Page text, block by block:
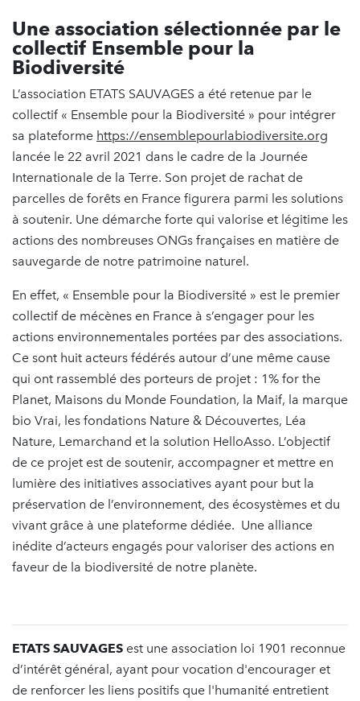
Une association sélectionnée par le
collectif Ensemble pour la
Biodiversité
L’association ETATS SAUVAGES a été retenue par le
collectif « Ensemble pour la Biodiversité » pour intégrer
sa plateforme https://ensemblepourlabiodiversite.org
lancée le 22 avril 2021 dans le cadre de la Journée
Internationale de la Terre. Son projet de rachat de
parcelles de forêts en France figurera parmi les solutions
à soutenir. Une démarche forte qui valorise et légitime les
actions des nombreuses ONGs françaises en matière de
sauvegarde de notre patrimoine naturel.
En effet, « Ensemble pour la Biodiversité » est le premier
collectif de mécènes en France à s’engager pour les
actions environnementales portées par des associations.
Ce sont huit acteurs fédérés autour d’une même cause
qui ont rassemblé des porteurs de projet : 1% for the
Planet, Maisons du Monde Foundation, la Maif, la marque
bio Vrai, les fondations Nature & Découvertes, Léa
Nature, Lemarchand et la solution HelloAsso. L’objectif
de ce projet est de soutenir, accompagner et mettre en
lumière des initiatives associatives ayant pour but la
préservation de l’environnement, des écosystèmes et du
vivant grâce à une plateforme dédiée. Une alliance
inédite d’acteurs engagés pour valoriser des actions en
faveur de la biodiversité de notre planète.
ETATS SAUVAGES est une association loi 1901 reconnue
d’intérêt général, ayant pour vocation d'encourager et
de renforcer les liens positifs que l'humanité entretient